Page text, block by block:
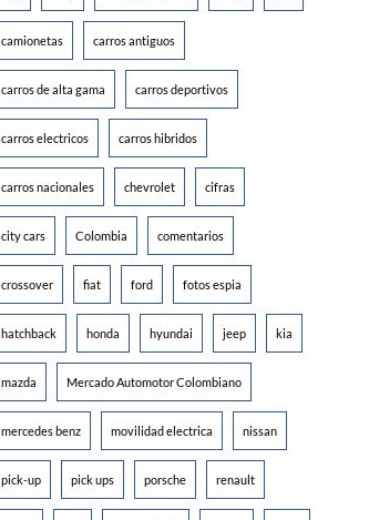
camionetas carros antiguos
carros de alta gama carros deportivos
carros electricos carros hibridos
carros nacionales chevrolet cifras
city cars Colombia comentarios
crossover fiat ford fotos espia
hatchback honda hyundai jeep kia
mazda Mercado Automotor Colombiano
mercedes benz movilidad electrica nissan
pick-up pick ups porsche renault